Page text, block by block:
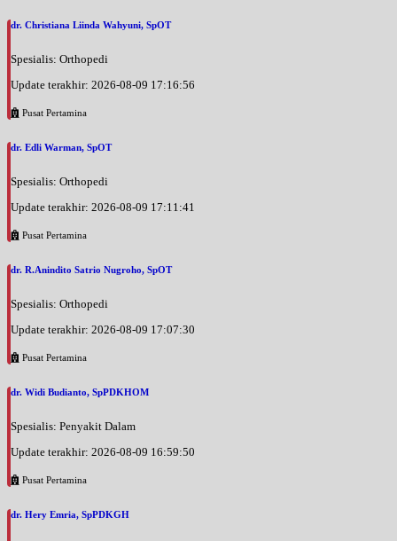
dr. Christiana Liinda Wahyuni, SpOT
Spesialis: Orthopedi
Update terakhir: 2026-08-09 17:16:56
Pusat Pertamina
dr. Edli Warman, SpOT
Spesialis: Orthopedi
Update terakhir: 2026-08-09 17:11:41
Pusat Pertamina
dr. R.Anindito Satrio Nugroho, SpOT
Spesialis: Orthopedi
Update terakhir: 2026-08-09 17:07:30
Pusat Pertamina
dr. Widi Budianto, SpPDKHOM
Spesialis: Penyakit Dalam
Update terakhir: 2026-08-09 16:59:50
Pusat Pertamina
dr. Hery Emria, SpPDKGH